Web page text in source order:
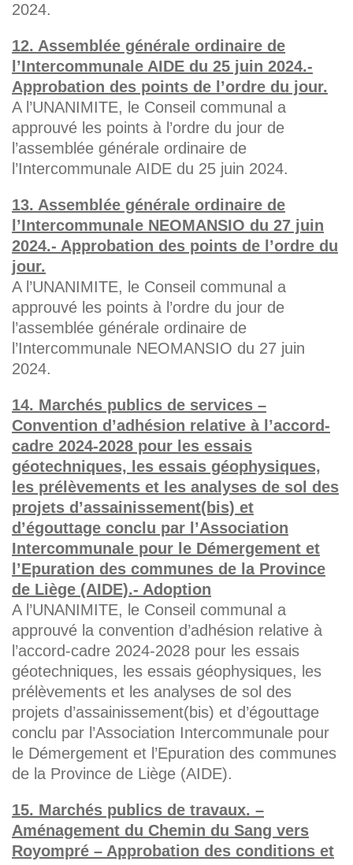
2024.
12. Assemblée générale ordinaire de
l’Intercommunale AIDE du 25 juin 2024.-
Approbation des points de l’ordre du jour.
A l’UNANIMITE, le Conseil communal a
approuvé les points à l’ordre du jour de
l’assemblée générale ordinaire de
l’Intercommunale AIDE du 25 juin 2024.
13. Assemblée générale ordinaire de
l’Intercommunale NEOMANSIO du 27 juin
2024.- Approbation des points de l’ordre du
jour.
A l’UNANIMITE, le Conseil communal a
approuvé les points à l’ordre du jour de
l’assemblée générale ordinaire de
l’Intercommunale NEOMANSIO du 27 juin
2024.
14. Marchés publics de services –
Convention d’adhésion relative à l’accord-
cadre 2024-2028 pour les essais
géotechniques, les essais géophysiques,
les prélèvements et les analyses de sol des
projets d’assainissement(bis) et
d’égouttage conclu par l’Association
Intercommunale pour le Démergement et
l’Epuration des communes de la Province
de Liège (AIDE).- Adoption
A l’UNANIMITE, le Conseil communal a
approuvé la convention d’adhésion relative à
l’accord-cadre 2024-2028 pour les essais
géotechniques, les essais géophysiques, les
prélèvements et les analyses de sol des
projets d’assainissement(bis) et d’égouttage
conclu par l’Association Intercommunale pour
le Démergement et l’Epuration des communes
de la Province de Liège (AIDE).
15. Marchés publics de travaux. –
Aménagement du Chemin du Sang vers
Royompré – Approbation des conditions et